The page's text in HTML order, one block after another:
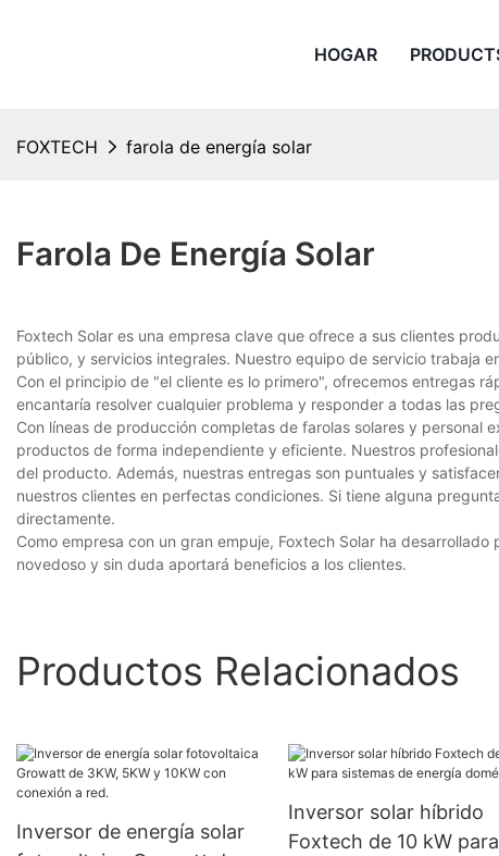
HOGAR
FOXTECH farola de energía solar
Farola De Energía Solar
Foxtech Solar es una empresa clave que ofrece a sus clientes
público, y servicios integrales. Nuestro equipo de servicio trabaja
Con el principio de "el cliente es lo primero", ofrecemos entregas
encantaría resolver cualquier problema y responder a todas las
Con líneas de producción completas de farolas solares y
productos de forma independiente y eficiente. Nuestros
del producto. Además, nuestras entregas son puntuales y
nuestros clientes en perfectas condiciones. Si tiene alguna
directamente.
Como empresa con un gran empuje, Foxtech Solar ha
novedoso y sin duda aportará beneficios a los clientes.
Productos Relacionados
Inversor de energía solar
Inversor solar híbrido
Foxtech de 10 kW para